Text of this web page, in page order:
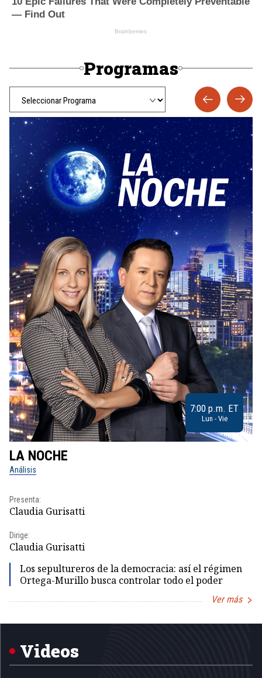
Programas
7:00 p.m. ET
Lun - Vie
LA NOCHE
Análisis
Presenta:
Claudia Gurisatti
Dirige:
Claudia Gurisatti
Los sepultureros de la democracia: así el régimen
Ortega-Murillo busca controlar todo el poder
Ver más
Videos